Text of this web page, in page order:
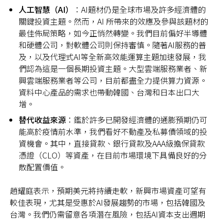
人工智慧（AI）
：AI題材仍是全球市場及許多經濟體的
關鍵投資主題。然而，AI 所帶來的效應及參與該題材的
最佳佈局策略，如今正悄然轉變。我們目前偏好半導體
和硬體公司，對軟體公司則保持審慎。隨著AI服務的普
及，以及代理式AI等全新高效能運算主題加速發展，我
們認為這是一個長期投資主題。大型雲端服務業者、新
興雲端服務業者等公司，目前都盡全力提供算力資源。
資料中心產品的需求也帶動韓國、台灣和日本出口大
增。
替代收益來源 ：鑑於許多已開發經濟體的通膨預期仍可
能高於疫情前水準，我們看好不動產及私募債領域的投
資機會。其中，直接貸款、銀行貸款及AAA級擔保貸款
憑證（CLO）等資產，在目前市場環境下具備良好的分
散配置價值。
趙耀庭表示，預期美元將持續走軟，新興市場資產可望有
較佳表現，尤其是受惠於AI發展趨勢的市場，包括韓國及
台灣。我們仍需留意各項潛在風險，包括AI資本支出週期